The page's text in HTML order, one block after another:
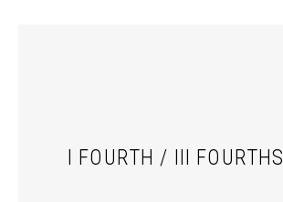
I FOURTH / III FOURTHS